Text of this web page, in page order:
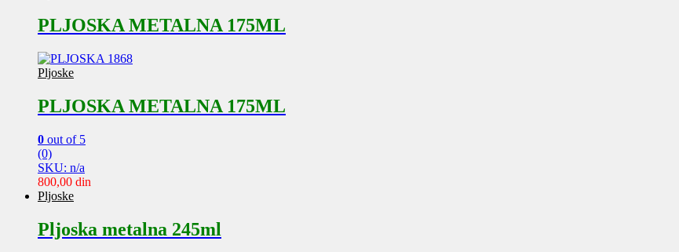
PLJOSKA METALNA 175ML
Pljoske
PLJOSKA METALNA 175ML
0 out of 5
(0)
SKU: n/a
800,00 din
Pljoske
Pljoska metalna 245ml